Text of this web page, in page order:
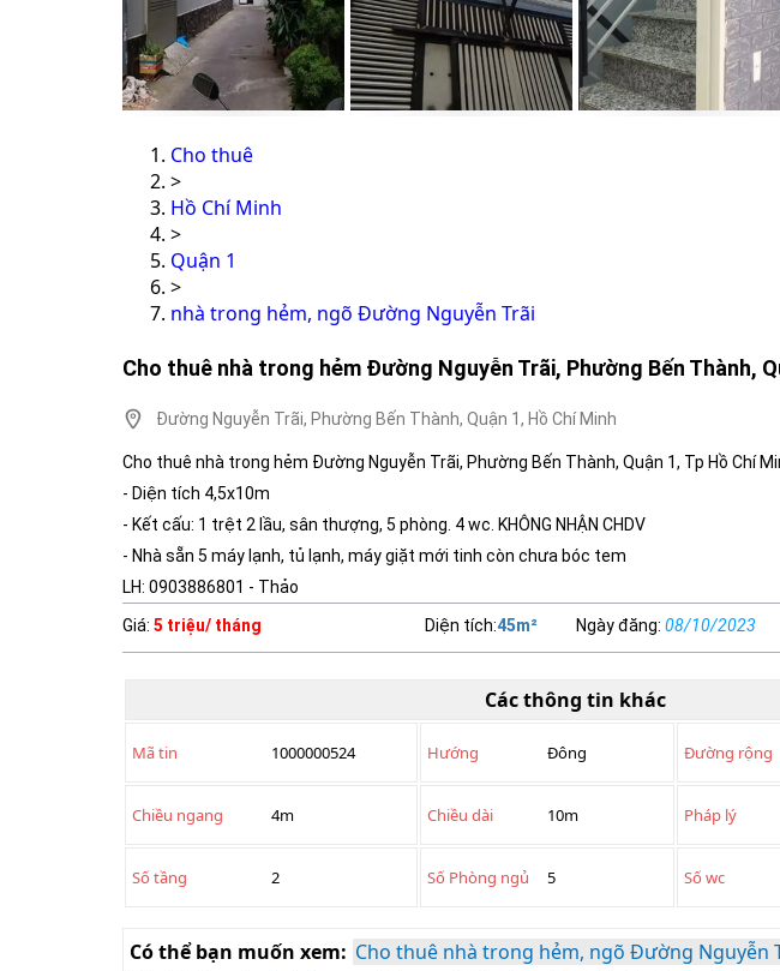
Cho thuê
>
Hồ Chí Minh
>
Quận 1
>
nhà trong hẻm, ngõ Đường Nguyễn Trãi
Cho thuê nhà trong hẻm Đường Nguyễn Trãi, Phường Bến Thành,
Đường Nguyễn Trãi, Phường Bến Thành, Quận 1, Hồ Chí Minh
Cho thuê nhà trong hẻm Đường Nguyễn Trãi, Phường Bến Thành, Quận 1, Tp Hồ Chí
- Diện tích 4,5x10m
- Kết cấu: 1 trệt 2 lầu, sân thượng, 5 phòng. 4 wc. KHÔNG NHẬN CHDV
- Nhà sẵn 5 máy lạnh, tủ lạnh, máy giặt mới tinh còn chưa bóc tem
LH: 0903886801 - Thảo
Giá: 5 triệu/ tháng Diện tích:45m² Ngày đăng: 08/10/2023
Các thông tin khác
Mã tin 1000000524 Hướng Đông Đường rộng
Chiều ngang 4m Chiều dài 10m Pháp lý
Số tầng 2 Số Phòng ngủ 5 Số wc
Có thể bạn muốn xem: Cho thuê nhà trong hẻm, ngõ Đường Nguyễn